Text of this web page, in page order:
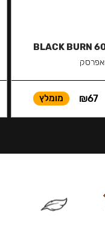
BLACK BURN
₪67 מומלץ